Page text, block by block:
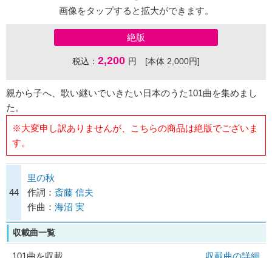
画像をタップすると拡大ができます。
絶版
税込： 2,200 円 [本体 2,000円]
親から子へ、歌い継いでいきたい日本のうた101曲を集めまし
た。
※大変申し訳ありませんが、こちらの商品は絶版でございま
す。
44
里の秋
作詞： 斎藤 信夫
作曲： 海沼 実
収載曲一覧
101曲を収載
収載曲の詳細